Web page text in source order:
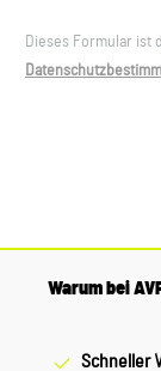
Dieses Formular ist
Warum bei
Schneller